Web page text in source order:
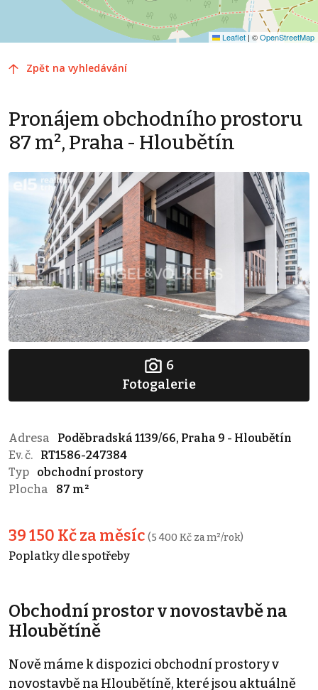
Leaflet | ©OpenStreetMap
Zpět na vyhledávání
Pronájem obchodního prostoru
87 m², Praha - Hloubětín
6
Fotogalerie
Adresa
Poděbradská 1139/66, Praha 9 - Hloubětín
Ev. č.
RT1586-247384
Typ
obchodní prostory
Plocha
87 m²
39 150 Kč za měsíc (5 400 Kč za m²/rok)
Poplatky dle spotřeby
Obchodní prostor v novostavbě na
Hloubětíně
Nově máme k dispozici obchodní prostory v
novostavbě na Hloubětíně, které jsou aktuálně